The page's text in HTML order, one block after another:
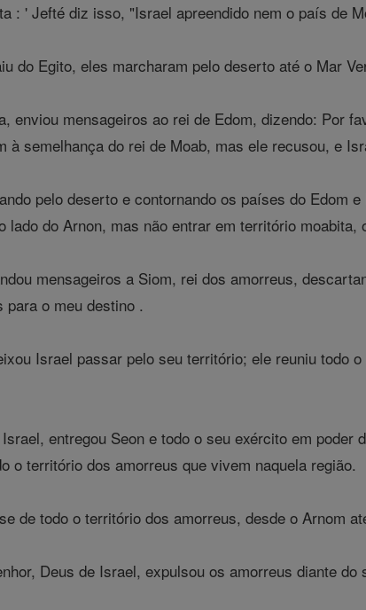
: ' Jefté diz isso, "Israel apreendido nem o país de
do Egito, eles marcharam pelo deserto até o Mar
enviou mensageiros ao rei de Edom, dizendo: Por
à semelhança do rei de Moab, mas ele recusou, e
pelo deserto e contornando os países do Edom
lado do Arnon, mas não entrar em território
mensageiros a Siom, rei dos amorreus,
o meu destino .
Israel passar pelo seu território; ele reuniu todo
entregou Seon e todo o seu exército em
o território dos amorreus que vivem naquela região.
de todo o território dos amorreus, desde o Arnom
Deus de Israel, expulsou os amorreus diante